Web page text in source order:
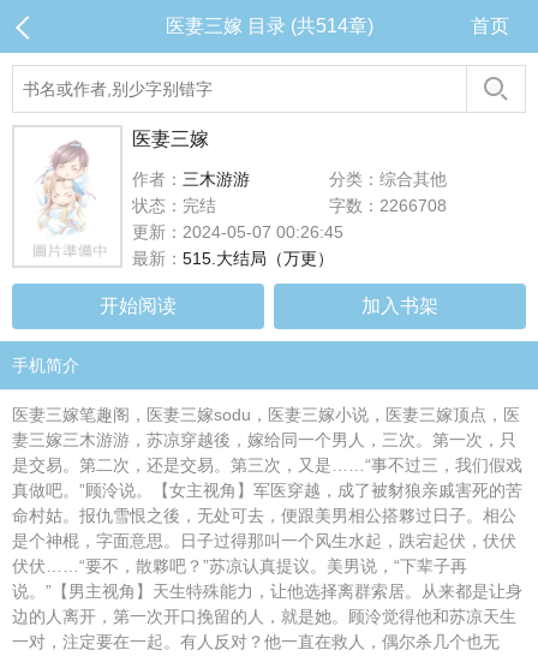
医妻三嫁 目录 (共514章) 首页
医妻三嫁
作者： 三木游游
分类：综合其他
状态：完结
字数：2266708
更新：2024-05-07 00:26:45
最新： 515.大结局（万更）
开始阅读 加入书架
手机简介
医妻三嫁笔趣阁，医妻三嫁sodu，医妻三嫁小说，医妻三嫁顶点，医
妻三嫁三木游游，苏凉穿越後，嫁给同一个男人，三次。第一次，只
是交易。第二次，还是交易。第三次，又是……“事不过三，我们假戏
真做吧。”顾泠说。【女主视角】军医穿越，成了被豺狼亲戚害死的苦
命村姑。报仇雪恨之後，无处可去，便跟美男相公搭夥过日子。相公
是个神棍，字面意思。日子过得那叫一个风生水起，跌宕起伏，伏伏
伏伏……“要不，散夥吧？”苏凉认真提议。美男说，“下辈子再
说。”【男主视角】天生特殊能力，让他选择离群索居。从来都是让身
边的人离开，第一次开口挽留的人，就是她。顾泠觉得他和苏凉天生
一对，注定要在一起。有人反对？他一直在救人，偶尔杀几个也无